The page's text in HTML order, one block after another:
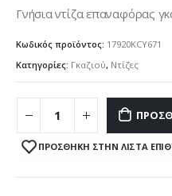
Γνήσια ντίζα επαναφόρας
Κωδικός προϊόντος: 17920KCY671
Κατηγορίες: Γκαζιού, Ντίζες
ΠΡΌΣΘΉΚΗ ΣΤΗΝ ΛΊΣΤΑ